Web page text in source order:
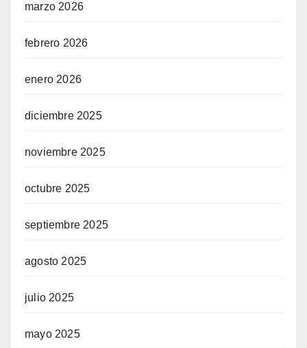
marzo 2026
febrero 2026
enero 2026
diciembre 2025
noviembre 2025
octubre 2025
septiembre 2025
agosto 2025
julio 2025
mayo 2025